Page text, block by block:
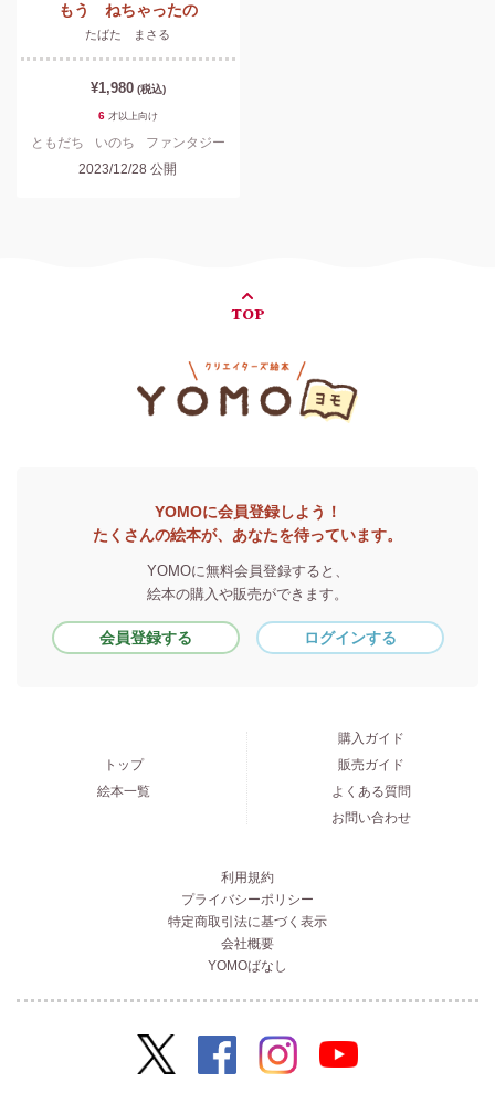
もう ねちゃったの
たばた まさる
¥1,980 (税込)
6 才以上向け
ともだち いのち
ファンタジー
2023/12/28 公開
TOP
YOMOに会員登録しよう！
たくさんの絵本が、あなたを待っています。
YOMOに無料会員登録すると、
絵本の購入や販売ができます。
会員登録する ログインする
トップ
絵本一覧
購入ガイド
販売ガイド
よくある質問
お問い合わせ
利用規約
プライバシーポリシー
特定商取引法に基づく表示
会社概要
YOMOばなし